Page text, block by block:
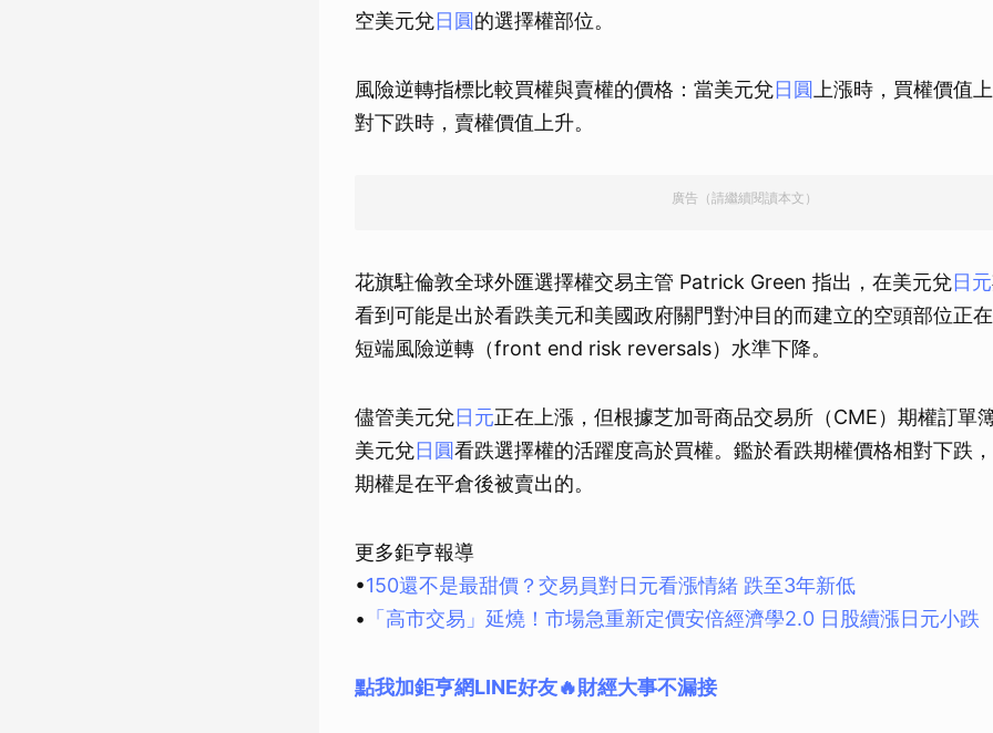
空美元兌日圓的選擇權部位。
風險逆轉指標比較買權與賣權的價格：當美元兌日圓 上漲時，買權價值
對下跌時，賣權價值上升。
廣告（請繼續閱讀本文）
花旗駐倫敦全球外匯選擇權交易主管 Patrick Green 指出，在美元兌日元
看到可能是出於看跌美元和美國政府關門對沖目的而建立的空頭部位正
短端風險逆轉（front end risk reversals）水準下降。
儘管美元兌日元正在上漲，但根據芝加哥商品交易所（CME）期權訂單
美元兌日圓看跌選擇權的活躍度高於買權。鑑於看跌期權價格相對下跌
期權是在平倉後被賣出的。
更多鉅亨報導
•150還不是最甜價？交易員對日元看漲情緒 跌至3年新低
• 「高市交易」延燒！市場急重新定價安倍經濟學2.0 日股續漲日元小跌
點我加鉅亨網LINE好友🔥財經大事不漏接